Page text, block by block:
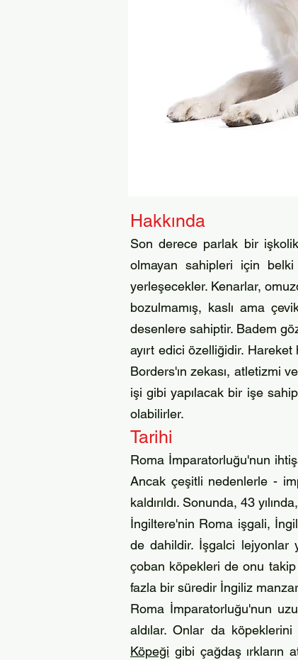
Hakkında
Son derece parlak bir
olmayan sahipleri için belki
yerleşecekler. Kenarlar,
bozulmamış, kaslı ama
desenlere sahiptir. Badem
ayırt edici özelliğidir. Hareket
Borders'ın zekası, atletizmi
işi gibi yapılacak bir işe
olabilirler.
Tarihi
Roma İmparatorluğu'nun
Ancak çeşitli nedenlerle -
kaldırıldı. Sonunda, 43
İngiltere'nin Roma işgali,
de dahildir. İşgalci lejyonlar
çoban köpekleri de onu takip
fazla bir süredir İngiliz
Roma İmparatorluğu'nun
aldılar. Onlar da köpeklerini
Köpeği gibi çağdaş ırkların